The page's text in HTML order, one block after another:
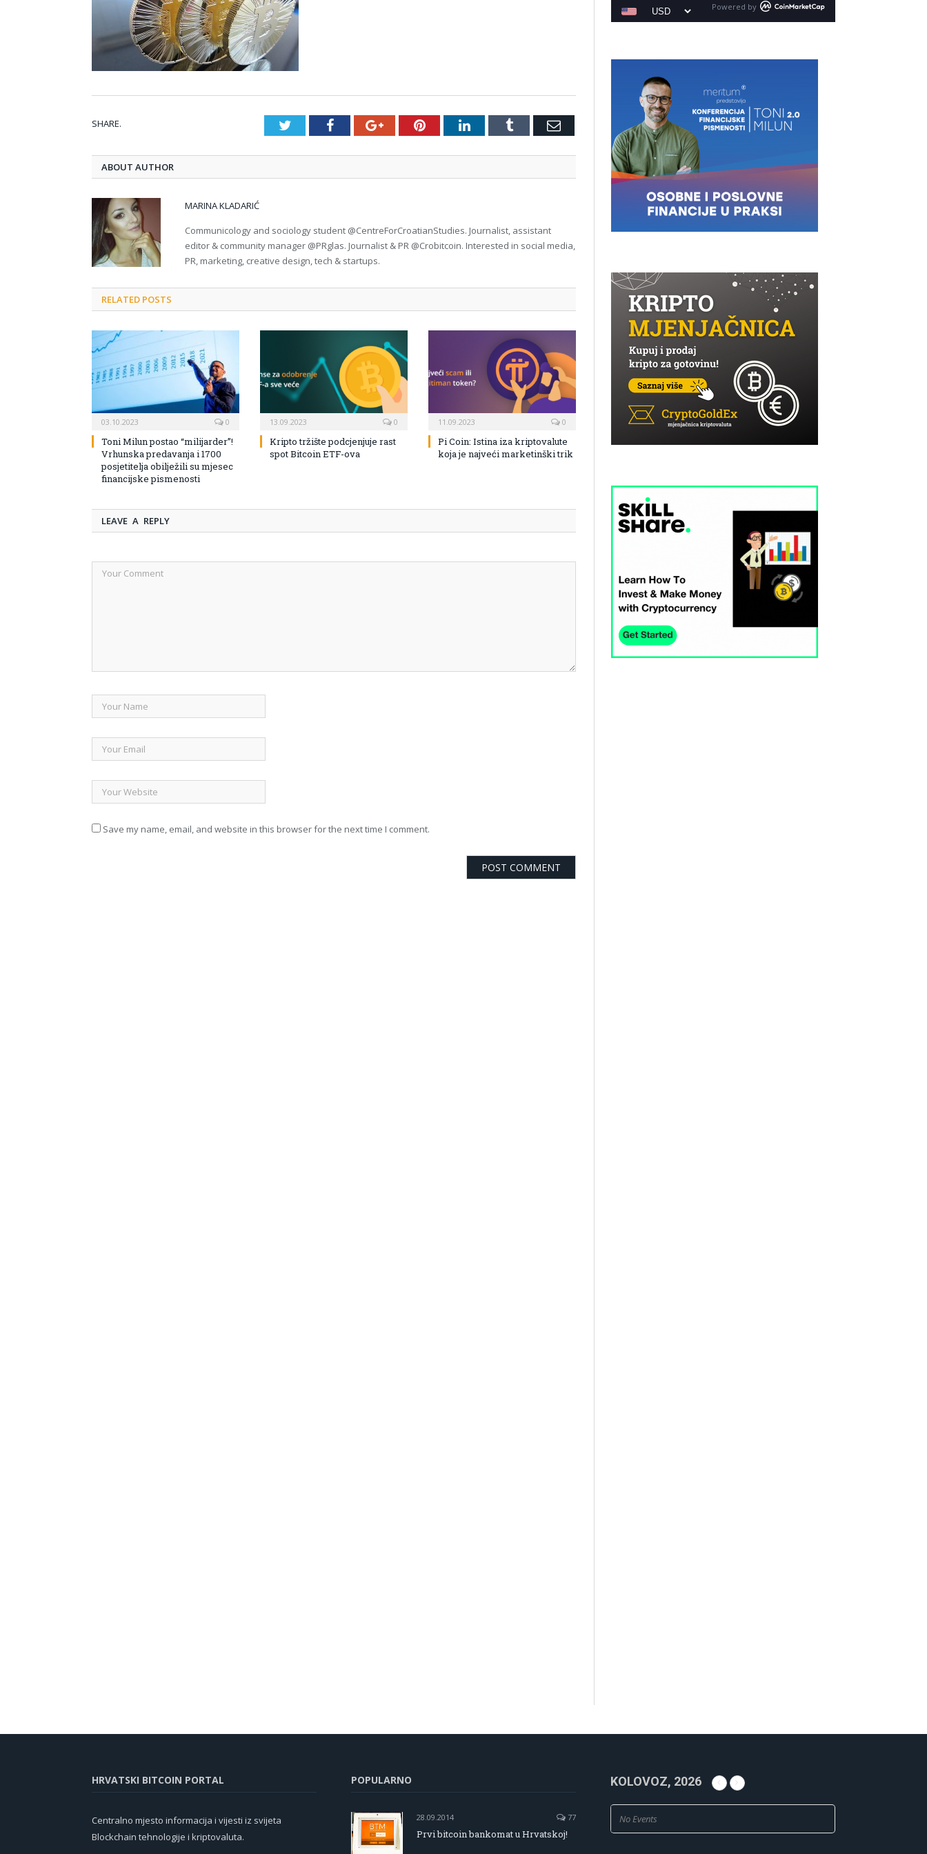
SHARE. TwitterFacebookGoogle+PinterestLinkedInTumblr Email
ABOUT AUTHOR
MARINA KLADARIĆ
Communicology and sociology student @CentreForCroatianStudies. Journalist, assistant
editor & community manager @PRglas. Journalist & PR @Crobitcoin. Interested in social media,
PR, marketing, creative design, tech & startups.
RELATED POSTS
03.10.2023 0
Toni Milun postao “milijarder”!
Vrhunska predavanja i 1700
posjetitelja obilježili su mjesec
financijske pismenosti
13.09.2023 0
Kripto tržište podcjenjuje rast
spot Bitcoin ETF-ova
11.09.2023 0
Pi Coin: Istina iza kriptovalute
koja je najveći marketinški trik
LEAVE A REPLY
Save my name, email, and website in this browser for the next time I comment.
Powered by
HRVATSKI BITCOIN PORTAL
Centralno mjesto informacija i vijesti iz svijeta
Blockchain tehnologije i kriptovaluta.
POPULARNO
28.09.2014 77
Prvi bitcoin bankomat u Hrvatskoj!
KOLOVOZ, 2026
No Events